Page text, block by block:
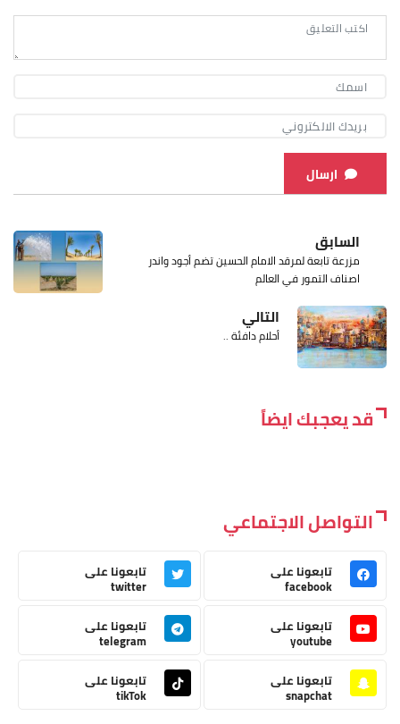
ارسال
السابق
مزرعة تابعة لمرقد الامام الحسين تضم أجود واندر
اصناف التمور في العالم
التالي
أحلام دافئة ..
قد يعجبك ايضاً
التواصل الاجتماعي
تابعونا على
facebook
تابعونا على
twitter
تابعونا على
youtube
تابعونا على
telegram
تابعونا على
snapchat
تابعونا على
tikTok